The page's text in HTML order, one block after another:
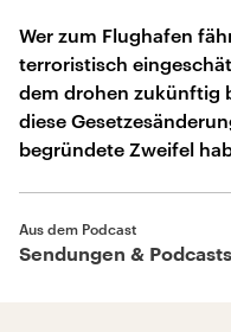
Wer zum Flughafen
terroristisch
dem drohen zukünftig
diese
begründete Zweifel
Aus dem Podcast
Sendungen & Podcasts